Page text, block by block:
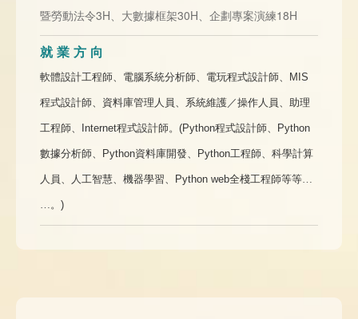
暨勞動法令3H、大數據框架30H、企劃專案演練18H
就業方向
軟體設計工程師、電腦系統分析師、電玩程式設計師、 MIS
程式設計師、資料庫管理人員、系統維護／操作人員、助理
工程師、 Internet程式設計師。 (Python程式設計師、 Python
數據分析師、 Python資料庫開發、 Python工程師、科學計算
人員、人工智慧、機器學習、 Python web全棧工程師等等…
…。 )